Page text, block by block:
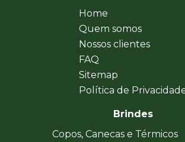
Home
Quem somos
Nossos clientes
FAQ
Sitemap
Política de
Brindes
Copos, Canecas e Térmicos